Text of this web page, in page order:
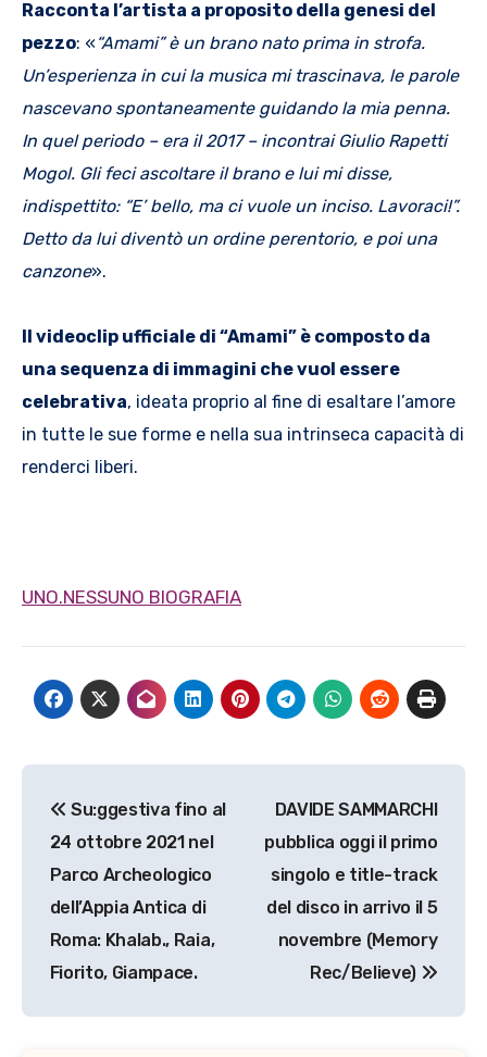
Racconta l’artista a proposito della genesi del
pezzo: « “Amami” è un brano nato prima in strofa.
Un’esperienza in cui la musica mi trascinava, le parole
nascevano spontaneamente guidando la mia penna.
In quel periodo – era il 2017 – incontrai Giulio Rapetti
Mogol. Gli feci ascoltare il brano e lui mi disse,
indispettito: “E’ bello, ma ci vuole un inciso. Lavoraci!”.
Detto da lui diventò un ordine perentorio, e poi una
canzone».
Il videoclip ufficiale di “Amami” è composto da
una sequenza di immagini che vuol essere
celebrativa, ideata proprio al fine di esaltare l’amore
in tutte le sue forme e nella sua intrinseca capacità di
renderci liberi.
UNO.NESSUNO BIOGRAFIA
articoli
Su:ggestiva fino al
24 ottobre 2021 nel
Parco Archeologico
dell’Appia Antica di
Roma: Khalab., Raia,
Fiorito, Giampace.
DAVIDE SAMMARCHI
pubblica oggi il primo
singolo e title-track
del disco in arrivo il 5
novembre (Memory
Rec/Believe)